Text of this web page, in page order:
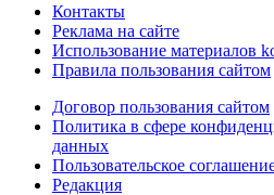
Контакты
Реклама на сайте
Использование материалов
Правила пользования сайтом
Договор пользования сайтом
Политика в сфере
данных
Пользовательское
Редакция